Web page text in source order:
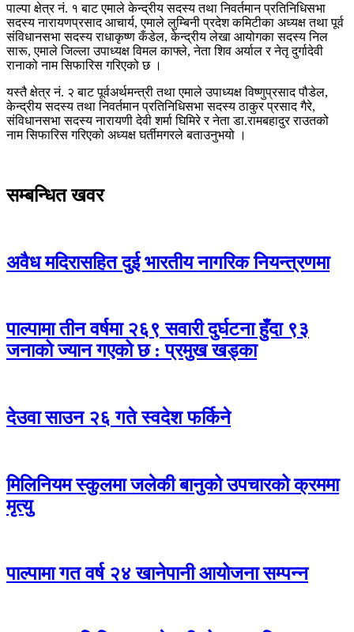
पाल्पा क्षेत्र नं. १ बाट एमाले केन्द्रीय सदस्य तथा निवर्तमान प्रतिनिधिसभा
सदस्य नारायणप्रसाद आचार्य, एमाले लुम्बिनी प्रदेश कमिटीका अध्यक्ष तथा पूर्व
संविधानसभा सदस्य राधाकृष्ण कँडेल, केन्द्रीय लेखा आयोगका सदस्य निल
सारू, एमाले जिल्ला उपाध्यक्ष विमल काफ्ले, नेता शिव अर्याल र नेतृ दुर्गादेवी
रानाको नाम सिफारिस गरिएको छ ।
यस्तै क्षेत्र नं. २ बाट पूर्वअर्थमन्त्री तथा एमाले उपाध्यक्ष विष्णुप्रसाद पौडेल,
केन्द्रीय सदस्य तथा निवर्तमान प्रतिनिधिसभा सदस्य ठाकुर प्रसाद गैरे,
संविधानसभा सदस्य नारायणी देवी शर्मा घिमिरे र नेता डा.रामबहादुर राउतको
नाम सिफारिस गरिएको अध्यक्ष घर्तीमगरले बताउनुभयो ।
सम्बन्धित खवर
अवैध मदिरासहित दुई भारतीय नागरिक नियन्त्रणमा
पाल्पामा तीन वर्षमा २६९ सवारी दुर्घटना हुँदा ९३
जनाको ज्यान गएको छ : प्रमुख खड्का
देउवा साउन २६ गते स्वदेश फर्किने
मिलिनियम स्कुलमा जलेकी बानुको उपचारको क्रममा
मृत्यु
पाल्पामा गत वर्ष २४ खानेपानी आयोजना सम्पन्न